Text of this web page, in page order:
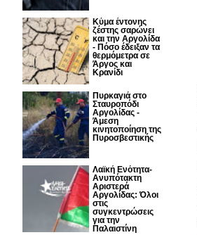
Κύμα έντονης
ζέστης σαρώνει
και την Αργολίδα
- Πόσο έδειξαν τα
θερμόμετρα σε
Άργος και
Κρανίδι
Πυρκαγιά στο
Σταυροπόδι
Αργολίδας -
Άμεση
κινητοποίηση της
Πυροσβεστικής
Λαϊκή Ενότητα-
Ανυπότακτη
Αριστερά
Αργολίδας: Όλοι
στις
συγκεντρώσεις
για την
Παλαιστίνη